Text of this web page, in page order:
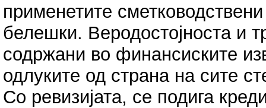
применетите
белешки. Веродостојноста и
содржани во финансиските
одлуките од страна на сите
Со ревизијата, се подига